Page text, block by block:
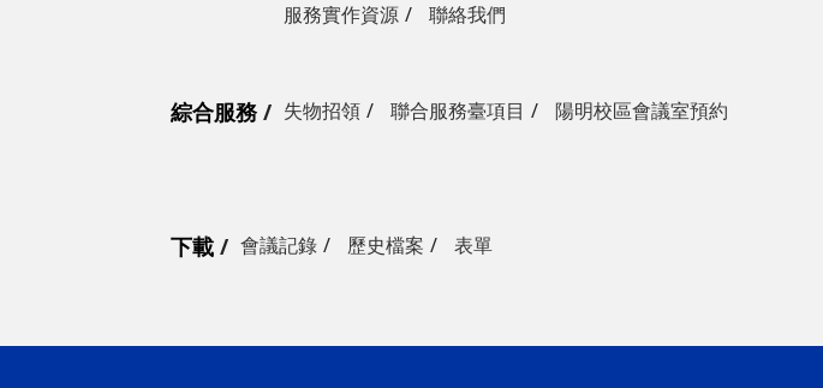
服務實作資源
聯絡我們
綜合服務 失物招領 聯合服務臺項目 陽明校區會議室預約
下載 會議記錄 歷史檔案 表單